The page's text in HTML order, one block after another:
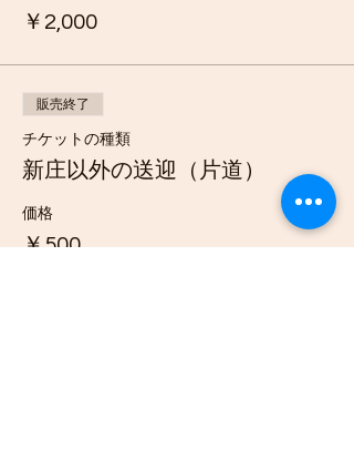
￥2,000
販売終了
チケットの種類
新庄以外の送迎（片道）
価格
￥500